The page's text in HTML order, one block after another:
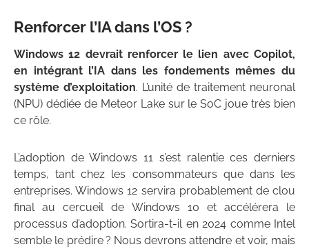
Renforcer l’IA dans l’OS ?
Windows 12 devrait renforcer le lien avec Copilot,
en intégrant l’IA dans les fondements mêmes du
système d’exploitation. L’unité de traitement neuronal
(NPU) dédiée de Meteor Lake sur le SoC joue très bien
ce rôle.
L’adoption de Windows 11 s’est ralentie ces derniers
temps, tant chez les consommateurs que dans les
entreprises. Windows 12 servira probablement de clou
final au cercueil de Windows 10 et accélérera le
processus d’adoption. Sortira-t-il en 2024 comme Intel
semble le prédire ? Nous devrons attendre et voir, mais